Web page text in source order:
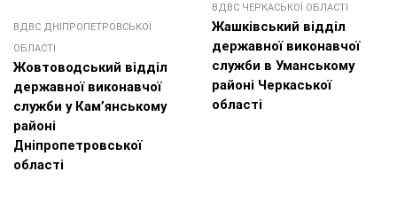
ВДВС ДНІПРОПЕТРОВСЬКОЇ
ОБЛАСТІ
Жовтоводський відділ
державної виконавчої
служби у Кам’янському
районі
Дніпропетровської
області
ВДВС ЧЕРКАСЬКОЇ ОБЛАСТІ
Жашківський відділ
державної виконавчої
служби в Уманському
районі Черкаської
області